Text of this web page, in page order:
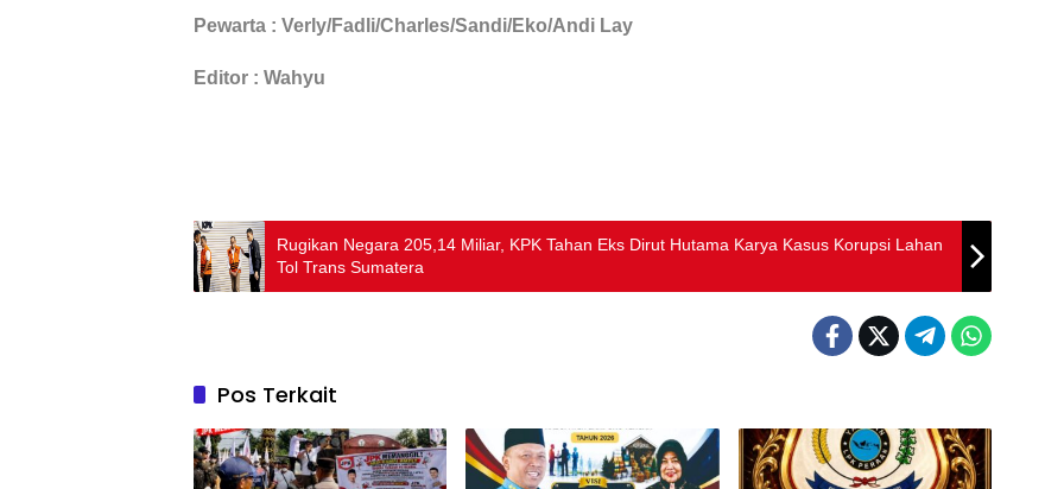
Pewarta : Verly/Fadli/Charles/Sandi/Eko/Andi Lay
Editor : Wahyu
Rugikan Negara 205,14 Miliar, KPK Tahan Eks Dirut Hutama Karya Kasus Korupsi Lahan
Tol Trans Sumatera
Pos Terkait